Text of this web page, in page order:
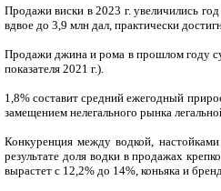
Продажи виски в 2023 г. увеличились
вдвое до 3,9 млн дал, практически
Продажи джина и рома в прошлом году
показателя 2021 г.).
1,8% составит средний ежегодный
замещением нелегального рынка
Конкуренция между водкой,
результате доля водки в продажах
вырастет с 12,2% до 14%, коньяка и